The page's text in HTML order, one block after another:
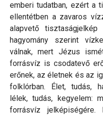
emberi tudatban, ezért a
ellentétben a zavaros
alapvető
hagyomány szerint
válnak, mert Jézus
forrásvíz is csodatevő
erőnek, az életnek és az
folklórban. Élet, tudás,
lélek, tudás, kegyelem:
forrásvíz jelképiségére.